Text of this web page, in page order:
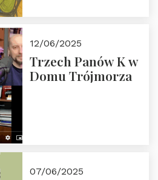
Fundacji
12/06/2025
Trzech Panów K w
Domu Trójmorza
07/06/2025